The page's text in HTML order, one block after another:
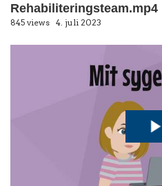
Rehabiliteringsteam.mp4
845 views 4. juli 2023